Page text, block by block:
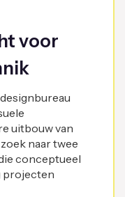
voor
uitbouw van
naar twee
conceptueel
projecten